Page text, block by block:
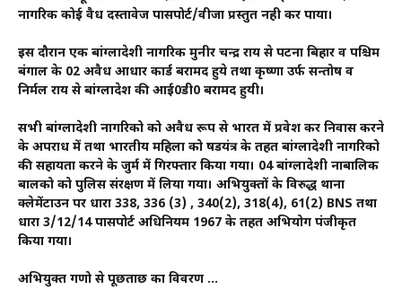
नागरिक कोई वैध दस्तावेज पासपोर्ट/वीजा प्रस्तुत नही कर पाया।
इस दौरान एक बांग्लादेशी नागरिक मुनीर चन्द्र राय से पटना बिहार व पश्चिम
बंगाल के 02 अवैध आधार कार्ड बरामद हुये तथा कृष्णा उर्फ सन्तोष व
निर्मल राय से बांग्लादेश की आई0डी0 बरामद हुयी।
सभी बांग्लादेशी नागरिको को अवैध रूप से भारत में प्रवेश कर निवास करने
के अपराध में तथा भारतीय महिला को षडयंत्र के तहत बांग्लादेशी नागरिको
की सहायता करने के जुर्म में गिरफ्तार किया गया। 04 बांग्लादेशी नाबालिक
बालको को पुलिस संरक्षण में लिया गया। अभियुक्तों के विरुद्ध थाना
क्लेमेंटाउन पर धारा 338, 336 (3) , 340(2), 318(4), 61(2) BNS तथा
धारा 3/12/14 पासपोर्ट अधिनियम 1967 के तहत अभियोग पंजीकृत
किया गया।
अभियुक्त गणो से पूछताछ का विवरण …